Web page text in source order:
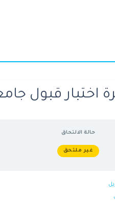
اختبار قبول
حالة الالتحاق
غير ملتحق